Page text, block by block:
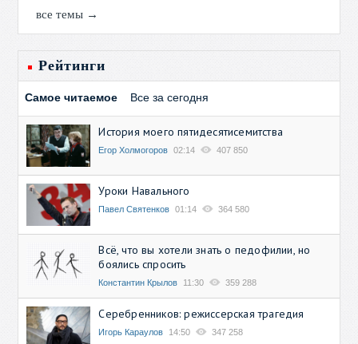
все темы →
Рейтинги
Самое читаемое Все за сегодня
История моего пятидесятисемитства
Егор Холмогоров 02:14 407 850
Уроки Навального
Павел Святенков 01:14 364 580
Всё, что вы хотели знать о педофилии, но
боялись спросить
Константин Крылов 11:30 359 288
Серебренников: режиссерская трагедия
Игорь Караулов 14:50 347 258